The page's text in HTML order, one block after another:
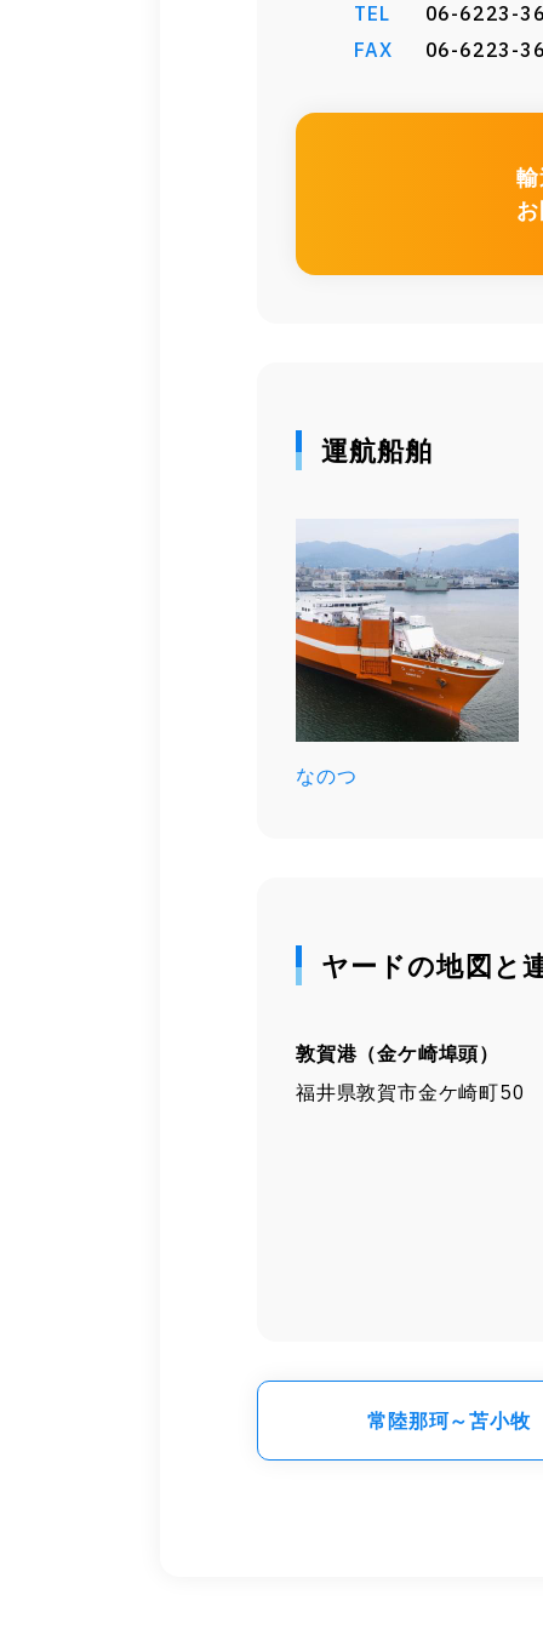
TEL
06-6223-
FAX
06-6223-
運航船舶
なのつ
ヤードの地図と
敦賀港（金ケ崎埠頭）
福井県敦賀市金ケ崎町50
常陸那珂～苫小牧